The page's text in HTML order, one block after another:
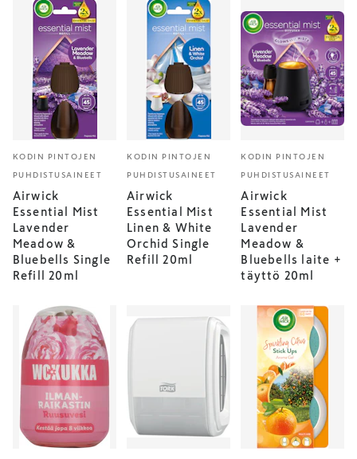
KODIN PINTOJEN
PUHDISTUSAINEET
Airwick
Essential Mist
Lavender
Meadow &
Bluebells Single
Refill 20ml
KODIN PINTOJEN
PUHDISTUSAINEET
Airwick
Essential Mist
Linen & White
Orchid Single
Refill 20ml
KODIN PINTOJEN
PUHDISTUSAINEET
Airwick
Essential Mist
Lavender
Meadow &
Bluebells laite +
täyttö 20ml